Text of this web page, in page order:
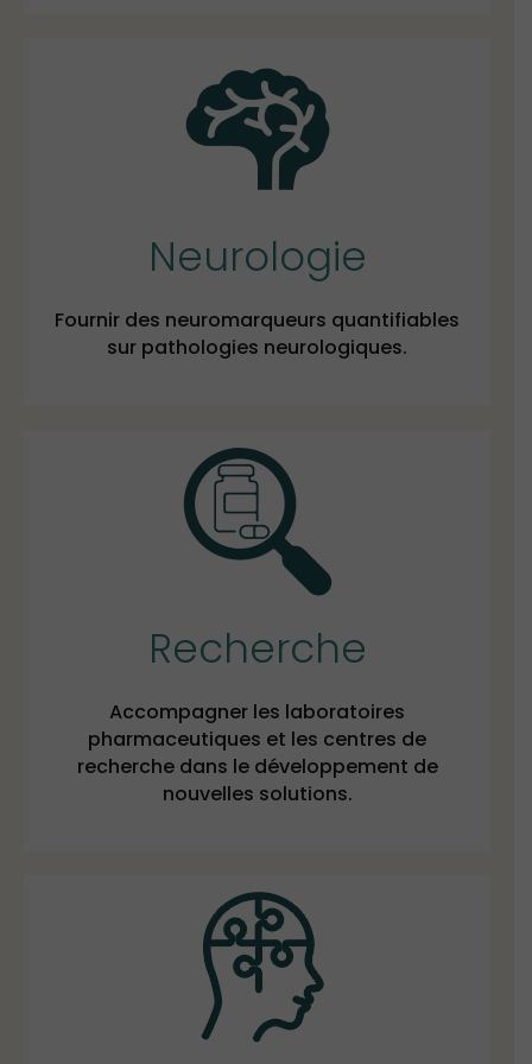
Neurologie
Fournir des neuromarqueurs quantifiables
sur pathologies neurologiques.
Recherche
Accompagner les laboratoires
pharmaceutiques et les centres de
recherche dans le développement de
nouvelles solutions.